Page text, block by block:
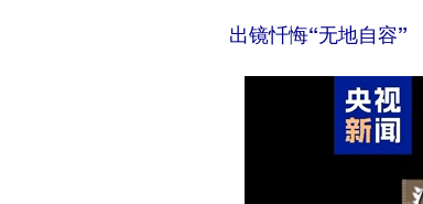
出镜忏悔“无地自容”